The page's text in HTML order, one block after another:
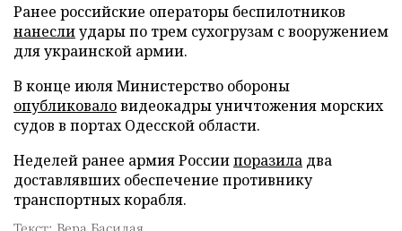
Ранее российские операторы беспилотников
нанеслиудары по трем сухогрузам с вооружением
для украинской армии.
В конце июля Министерство обороны
опубликоваловидеокадры уничтожения морских
судов в портах Одесской области.
Неделей ранее армия Россиипоразила два
доставлявших обеспечение противнику
транспортных корабля.
Текст: Вера Басилая